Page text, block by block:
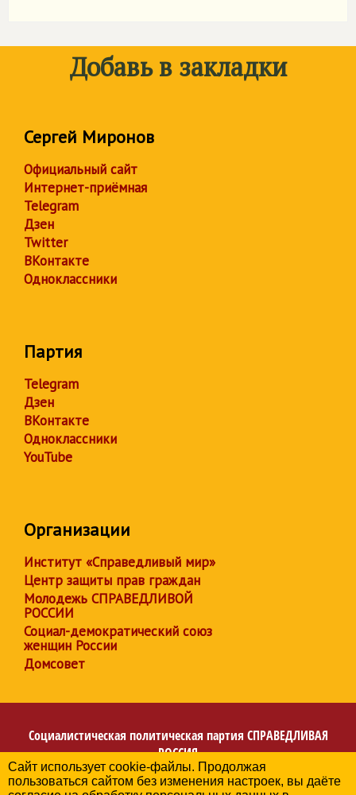
Добавь в закладки
Сергей Миронов
Официальный сайт
Интернет-приёмная
Telegram
Дзен
Twitter
ВКонтакте
Одноклассники
Партия
Telegram
Дзен
ВКонтакте
Одноклассники
YouTube
Организации
Институт «Справедливый мир»
Центр защиты прав граждан
Молодежь СПРАВЕДЛИВОЙ
РОССИИ
Социал-демократический союз
женщин России
Домсовет
Социалистическая политическая партия СПРАВЕДЛИВАЯ
РОССИЯ
Региональное отделение партии в Кемеровской области
– Кузбассе
Сайт использует cookie-файлы. Продолжая
пользоваться сайтом без изменения настроек, вы даёте